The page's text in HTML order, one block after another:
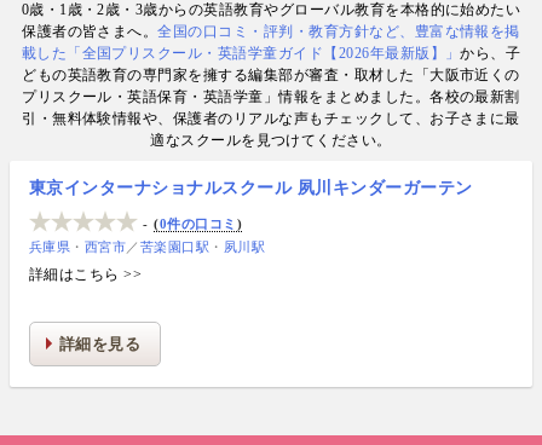
で子育て中のワーキングママなど多様な専門家が多
数. 日経・AERA with kids・AERA・NewsPicks等の
情報提供・寄稿・監修実績も豊富な“世界と子どもの
未来をつなぐ情報ハブ”です。
0歳・1歳・2歳・3歳からの英語教育やグローバル教育を本格的に始めたい
保護者の皆さまへ。全国の口コミ・評判・教育方針など、豊富な情報を掲
載した「全国プリスクール・英語学童ガイド【2026年最新版】」から、子
どもの英語教育の専門家を擁する編集部が審査・取材した「大阪市近くの
プリスクール・英語保育・英語学童」情報をまとめました。各校の最新割
引・無料体験情報や、保護者のリアルな声もチェックして、お子さまに最
適なスクールを見つけてください。
東京インターナショナルスクール 夙川キンダーガーテン
-
0件の口コミ
兵庫県
西宮市 ／ 苦楽園口駅 夙川駅
詳細はこちら >>
詳細を見る